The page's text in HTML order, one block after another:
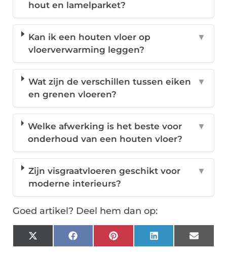
hout en lamelparket?
Kan ik een houten vloer op
vloerverwarming leggen?
▼
Wat zijn de verschillen tussen eiken
en grenen vloeren?
▼
Welke afwerking is het beste voor
onderhoud van een houten vloer?
▼
Zijn visgraatvloeren geschikt voor
moderne interieurs?
▼
Goed artikel? Deel hem dan op:
X
(Twitter)
FacebookPinterestLinkedInEmail